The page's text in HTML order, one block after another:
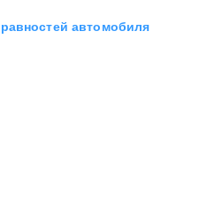
автомобиля